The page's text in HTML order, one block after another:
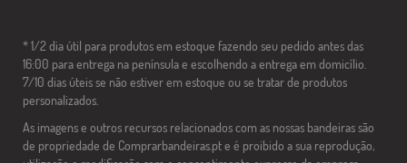
* 1/2 dia útil para produtos em estoque fazendo seu pedido antes das
16:00 para entrega na península e escolhendo a entrega em domicílio.
7/10 dias úteis se não estiver em estoque ou se tratar de produtos
personalizados.
As imagens e outros recursos relacionados com as nossas bandeiras são
de propriedade de Comprarbandeiras.pt e é proibido a sua reprodução,